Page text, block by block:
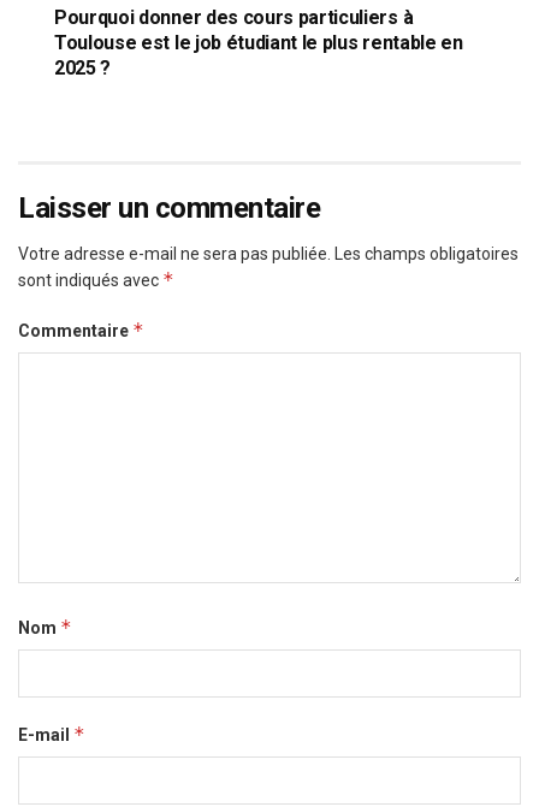
Pourquoi donner des cours particuliers à
Toulouse est le job étudiant le plus rentable en
2025 ?
Laisser un commentaire
Votre adresse e-mail ne sera pas publiée.
Les champs obligatoires
sont indiqués avec *
Commentaire *
Nom *
E-mail *